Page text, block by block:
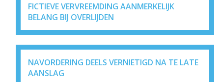
FICTIEVE VERVREEMDING AANMERKELIJK
BELANG BIJ OVERLIJDEN
NAVORDERING DEELS VERNIETIGD NA TE LATE
AANSLAG